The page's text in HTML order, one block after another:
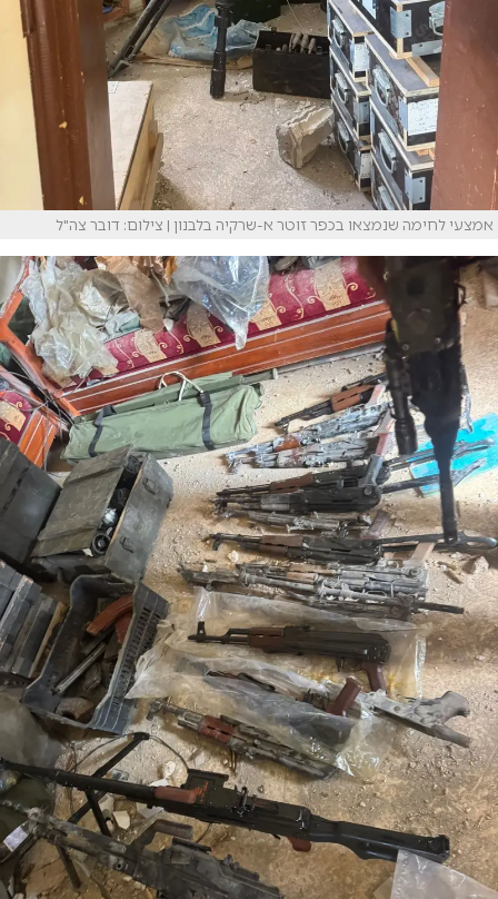
אמצעי לחימה שנמצאו בכפר זוטר א-שרקיה בלבנון | צילום: דובר צה"ל